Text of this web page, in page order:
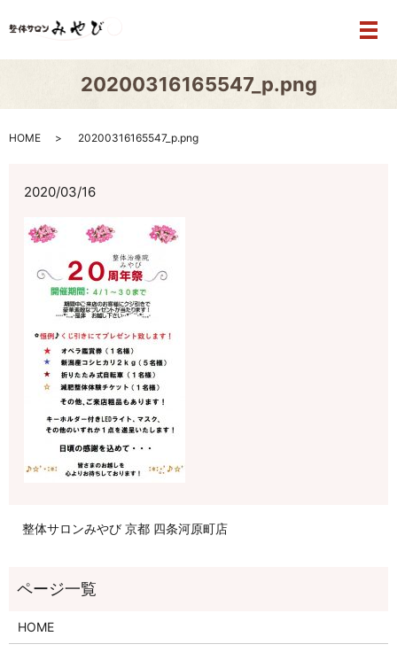
メ
20200316165547_p.png
HOME 20200316165547_p.png
2020/03/16
整体サロンみやび 京都 四条河原町店
HOME